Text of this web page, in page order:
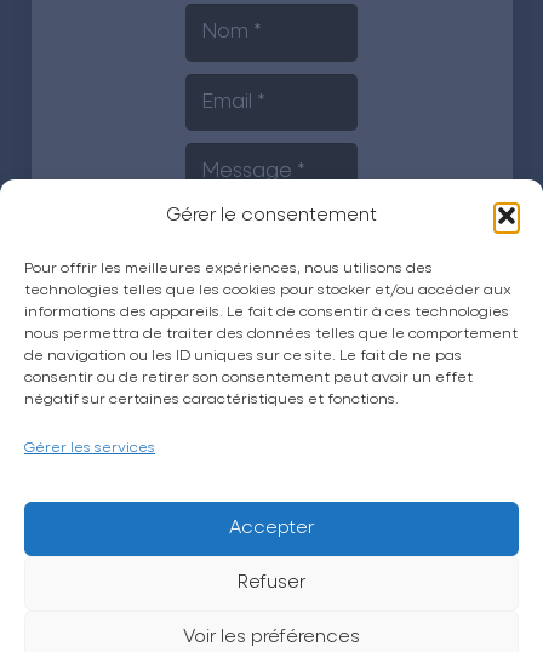
Gérer le consentement
Pour offrir les meilleures expériences, nous utilisons des
technologies telles que les cookies pour stocker et/ou accéder aux
informations des appareils. Le fait de consentir à ces technologies
nous permettra de traiter des données telles que le comportement
de navigation ou les ID uniques sur ce site. Le fait de ne pas
consentir ou de retirer son consentement peut avoir un effet
négatif sur certaines caractéristiques et fonctions.
Gérer les services
Accepter
Refuser
Voir les préférences
Envoyer